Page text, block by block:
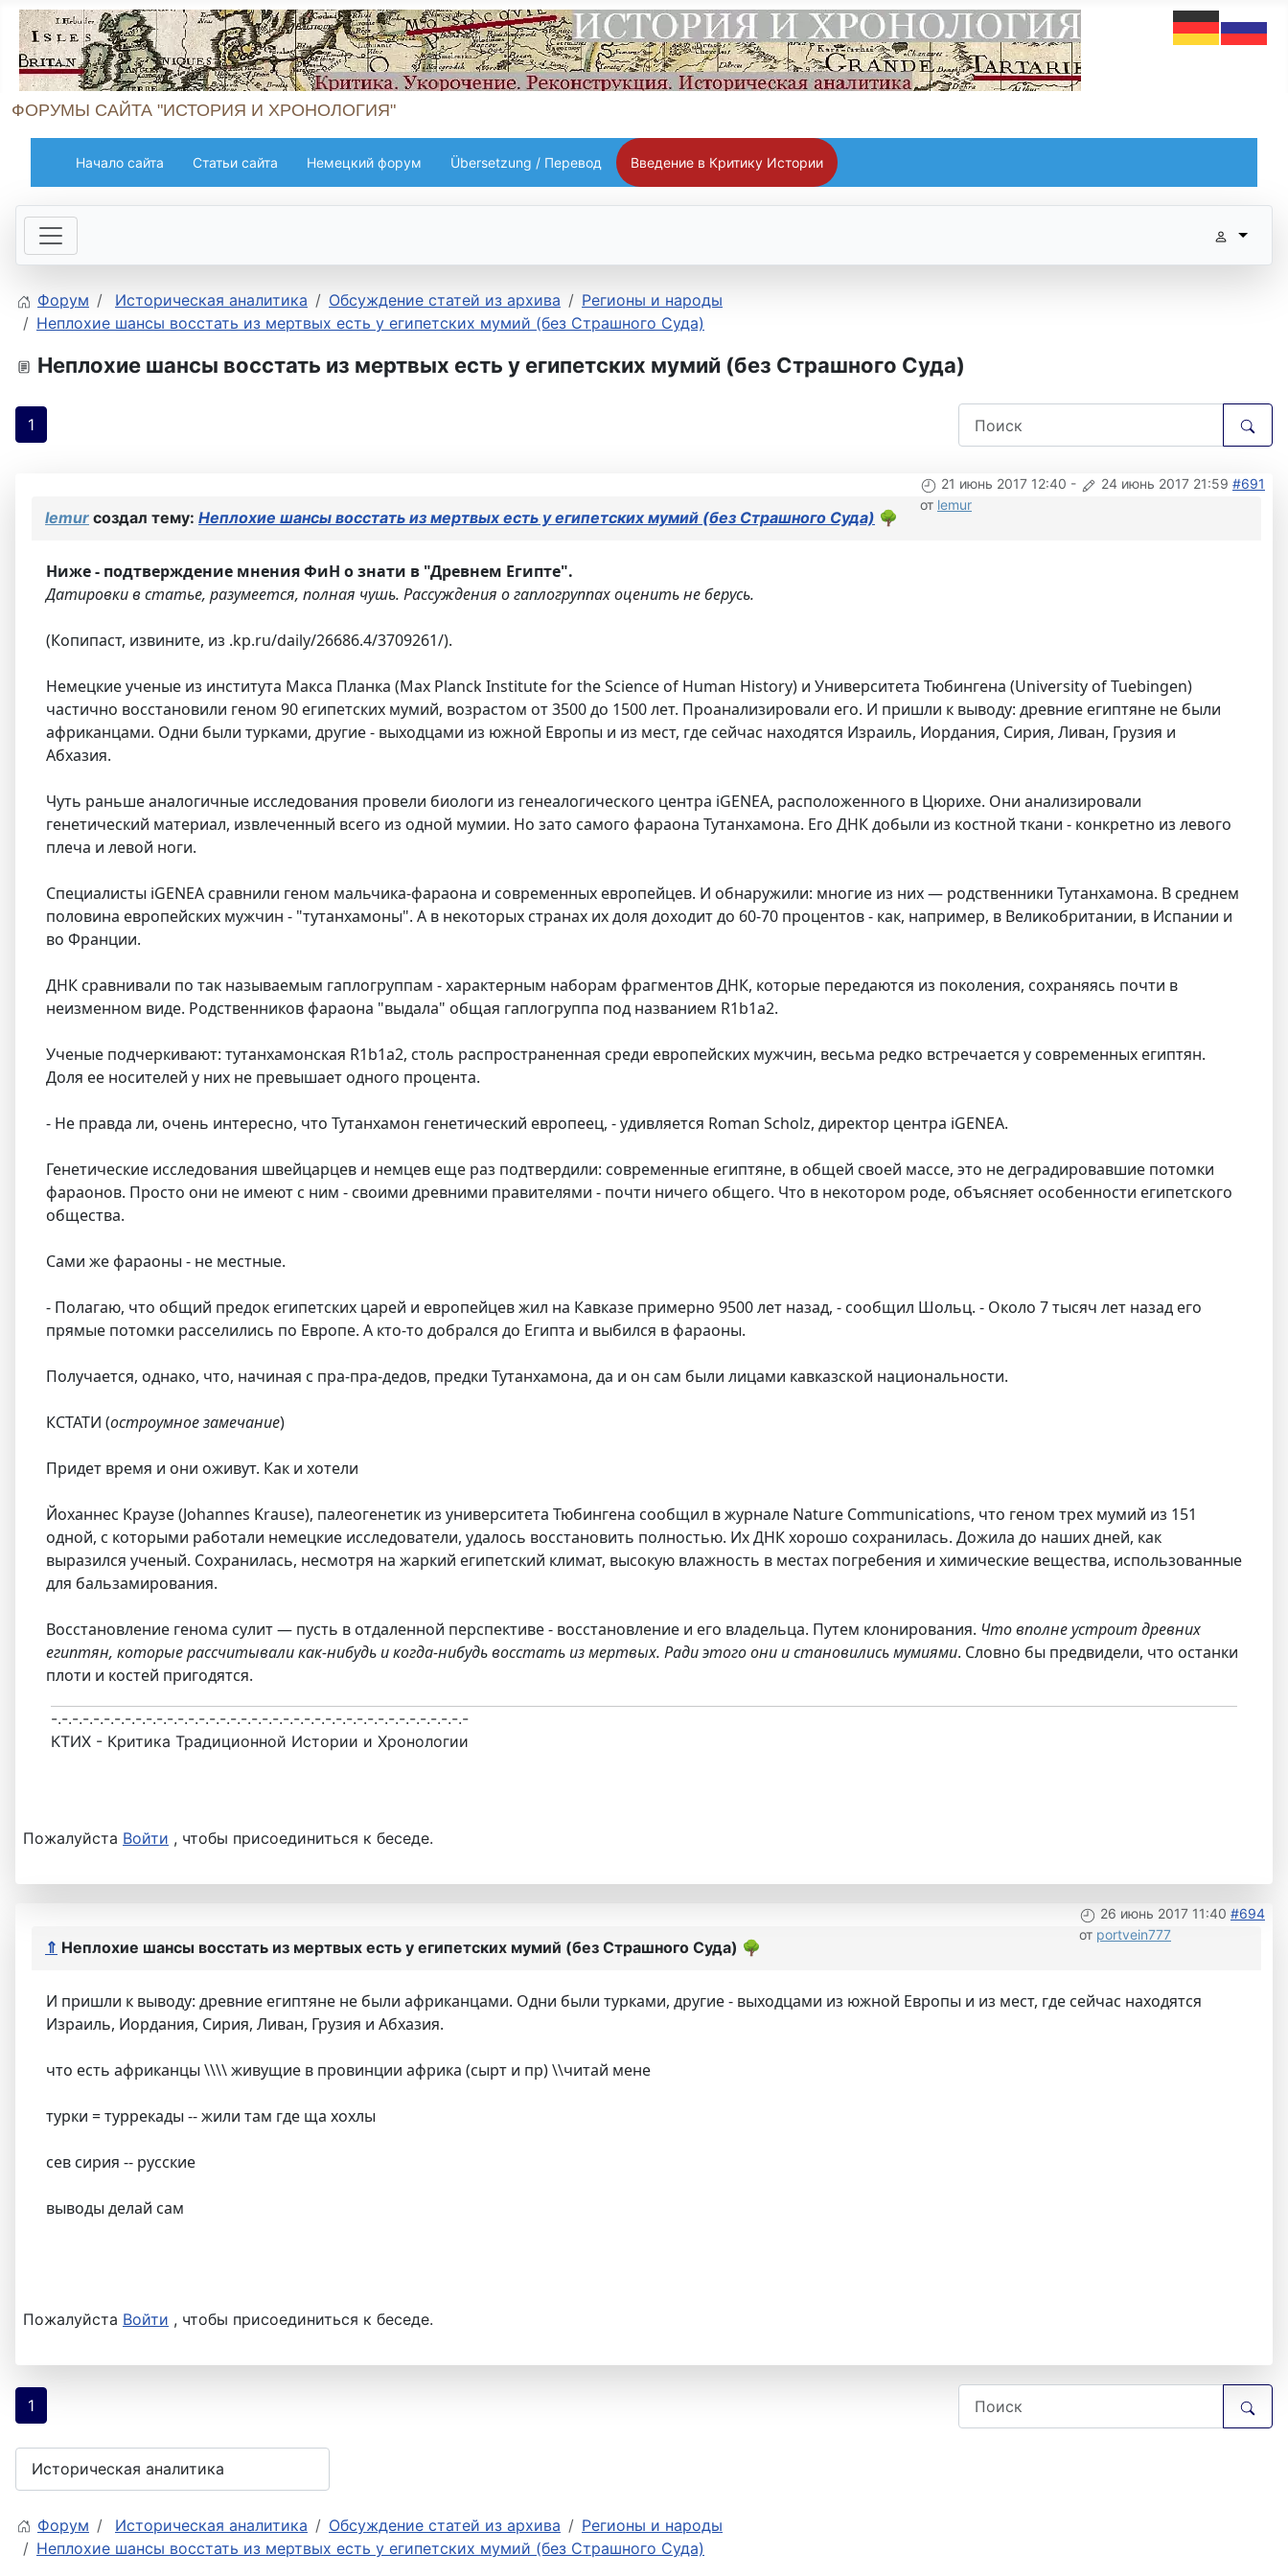
ФОРУМЫ САЙТА "ИСТОРИЯ И ХРОНОЛОГИЯ"
Начало сайта Статьи сайта Немецкий форум Übersetzung / Перевод Введение в Критику Истории
Форум Историческая аналитика Обсуждение статей из архива
Регионы и народы
Неплохие шансы восстать из мертвых есть у египетских мумий (без Страшного Суда)
Неплохие шансы восстать из мертвых есть у египетских мумий (без Страшного Суда)
1
21 июнь 2017 12:40 - 24 июнь 2017 21:59 #691
от lemur
lemur создал тему: Неплохие шансы восстать из мертвых есть у египетских мумий (без Страшного Суда) 🌳
Ниже - подтверждение мнения ФиН о знати в "Древнем Египте".
Датировки в статье, разумеется, полная чушь. Рассуждения о гаплогруппах оценить не берусь.
(Копипаст, извините, из .kp.ru/daily/26686.4/3709261/).
Немецкие ученые из института Макса Планка (Max Planck Institute for the Science of Human History) и Университета Тюбингена (University of Tuebingen)
частично восстановили геном 90 египетских мумий, возрастом от 3500 до 1500 лет. Проанализировали его. И пришли к выводу: древние египтяне не были
африканцами. Одни были турками, другие - выходцами из южной Европы и из мест, где сейчас находятся Израиль, Иордания, Сирия, Ливан, Грузия и
Абхазия.
Чуть раньше аналогичные исследования провели биологи из генеалогического центра iGENEA, расположенного в Цюрихе. Они анализировали
генетический материал, извлеченный всего из одной мумии. Но зато самого фараона Тутанхамона. Его ДНК добыли из костной ткани - конкретно из левого
плеча и левой ноги.
Специалисты iGENEA сравнили геном мальчика-фараона и современных европейцев. И обнаружили: многие из них — родственники Тутанхамона. В среднем
половина европейских мужчин - "тутанхамоны". А в некоторых странах их доля доходит до 60-70 процентов - как, например, в Великобритании, в Испании и
во Франции.
ДНК сравнивали по так называемым гаплогруппам - характерным наборам фрагментов ДНК, которые передаются из поколения, сохраняясь почти в
неизменном виде. Родственников фараона "выдала" общая гаплогруппа под названием R1b1a2.
Ученые подчеркивают: тутанхамонская R1b1a2, столь распространенная среди европейских мужчин, весьма редко встречается у современных египтян.
Доля ее носителей у них не превышает одного процента.
- Не правда ли, очень интересно, что Тутанхамон генетический европеец, - удивляется Roman Scholz, директор центра iGENEA.
Генетические исследования швейцарцев и немцев еще раз подтвердили: современные египтяне, в общей своей массе, это не деградировавшие потомки
фараонов. Просто они не имеют с ним - своими древними правителями - почти ничего общего. Что в некотором роде, объясняет особенности египетского
общества.
Сами же фараоны - не местные.
- Полагаю, что общий предок египетских царей и европейцев жил на Кавказе примерно 9500 лет назад, - сообщил Шольц. - Около 7 тысяч лет назад его
прямые потомки расселились по Европе. A кто-то добрался до Египта и выбился в фараоны.
Получается, однако, что, начиная с пра-пра-дедов, предки Тутанхамона, да и он сам были лицами кавказской национальности.
КСТАТИ (остроумное замечание)
Придет время и они оживут. Как и хотели
Йоханнес Краузе (Johannes Krause), палеогенетик из университета Тюбингена сообщил в журнале Nature Communications, что геном трех мумий из 151
одной, с которыми работали немецкие исследователи, удалось восстановить полностью. Их ДНК хорошо сохранилась. Дожила до наших дней, как
выразился ученый. Сохранилась, несмотря на жаркий египетский климат, высокую влажность в местах погребения и химические вещества, использованные
для бальзамирования.
Восстановление генома сулит — пусть в отдаленной перспективе - восстановление и его владельца. Путем клонирования. Что вполне устроит древних
египтян, которые рассчитывали как-нибудь и когда-нибудь восстать из мертвых. Ради этого они и становились мумиями. Словно бы предвидели, что останки
плоти и костей пригодятся.
-.-.-.-.-.-.-.-.-.-.-.-.-.-.-.-.-.-.-.-.-.-.-.-.-.-.-.-.-.-.-.-.-.-.-.-.-.-.-.-
КТИХ - Критика Традиционной Истории и Хронологии
Пожалуйста Войти , чтобы присоединиться к беседе.
26 июнь 2017 11:40 #694
от portvein777
⇑ Неплохие шансы восстать из мертвых есть у египетских мумий (без Страшного Суда) 🌳
И пришли к выводу: древние египтяне не были африканцами. Одни были турками, другие - выходцами из южной Европы и из мест, где сейчас находятся
Израиль, Иордания, Сирия, Ливан, Грузия и Абхазия.
что есть африканцы \\\\ живущие в провинции африка (сырт и пр) \\читай мене
турки = туррекады -- жили там где ща хохлы
сев сирия -- русские
выводы делай сам
Пожалуйста Войти , чтобы присоединиться к беседе.
1
Форум Историческая аналитика Обсуждение статей из архива
Регионы и народы
Неплохие шансы восстать из мертвых есть у египетских мумий (без Страшного Суда)